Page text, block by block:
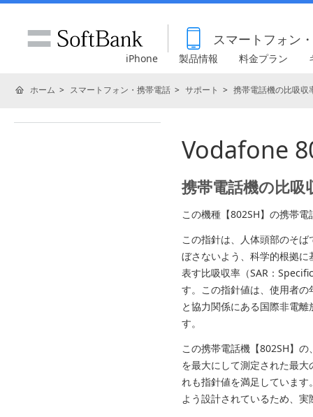
スマートフォン
iPhone 製品情報 料金プラン
ホーム スマートフォン・携帯電話 サポート 携帯電話機の比吸収
Vodafone
携帯電話機の比
この機種【802SH】の携帯
この指針は、人体頭部のそ
ぼさないよう、科学的根拠
表す比吸収率（SAR：
す。この指針値は、使用者
と協力関係にある国際非電
す。
この携帯電話機【802SH】の
を最大にして測定された最
れも指針値を満足していま
よう設計されているため、